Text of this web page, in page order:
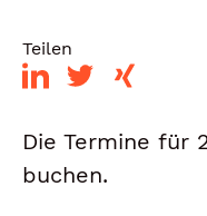
Teilen
Die Termine für
buchen.